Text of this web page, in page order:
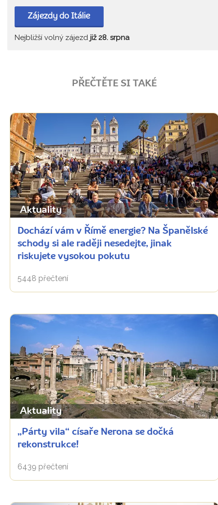
Zájezdy do Itálie
Nejbližší volný zájezd již 28. srpna
PŘEČTĚTE SI TAKÉ
Aktuality
Dochází vám v Římě energie? Na Španělské
schody si ale raději nesedejte, jinak
riskujete vysokou pokutu
5448 přečtení
Aktuality
„Párty vila“ císaře Nerona se dočká
rekonstrukce!
6439 přečtení